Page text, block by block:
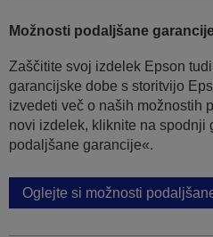
Možnosti podaljšane
Zaščitite svoj izdelek Epson
garancijske dobe s storitvijo
izvedeti več o naših možnostih
novi izdelek, kliknite na spodnji
podaljšane garancije«.
Oglejte si možnosti